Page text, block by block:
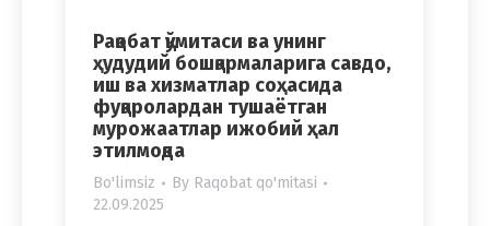
Рақобат қўмитаси ва унинг
ҳудудий бошқармаларига савдо,
иш ва хизматлар соҳасида
фуқаролардан тушаётган
мурожаатлар ижобий ҳал
этилмоқда
Bo'limsiz By Raqobat qo'mitasi
22.09.2025